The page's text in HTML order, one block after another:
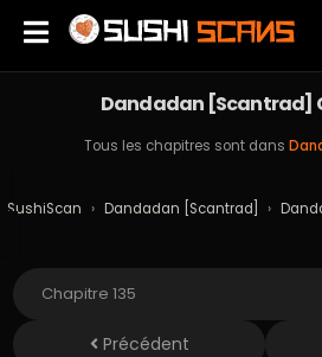
Dandadan [Scantrad]
Tous les chapitres sont dans
SushiScan › Dandadan [Scantrad] ›
Précédent